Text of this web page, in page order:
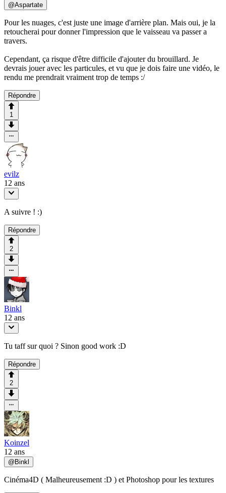
@Aspartate
Pour les nuages, c'est juste une image d'arrière plan. Mais oui, je la
retoucherai pour donner l'impression que le vaisseau va passer a
travers.
Cependant, ça risque d'être difficile d'ajouter du brouillard. Je
devrais jouer avec les particules, et vu que je dois faire une vidéo, le
rendu me prendrait vraiment trop de temps :/
Répondre
1
evilz
12 ans
A suivre ! :)
Répondre
2
Binkl
12 ans
Tu taff sur quoi ? Sinon good work :D
Répondre
2
Koinzel
12 ans
@ Binkl
Cinéma4D ( Malheureusement :D ) et Photoshop pour les textures